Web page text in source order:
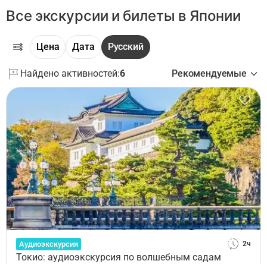
Все экскурсии и билеты в Японии
Цена Дата Русский
Найдено активностей:6 Рекомендуемые
Аудиоэкскурсия 2ч
Токио: аудиоэкскурсия по волшебным садам